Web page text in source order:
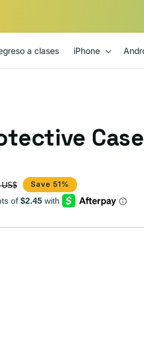
a clases iPhone
US$ Save 51%